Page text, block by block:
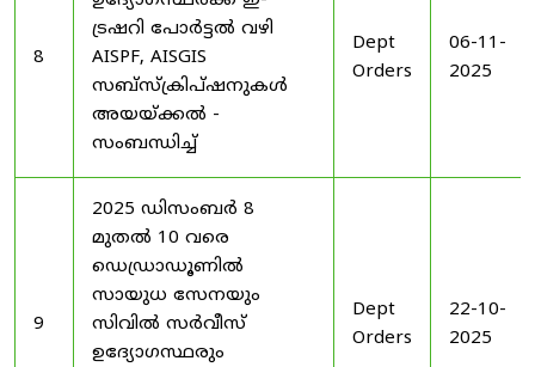
8
ട്രഷറി പോർട്ടൽ വഴി
AISPF, AISGIS
സബ്‌സ്‌ക്രിപ്‌ഷനുകൾ
അയയ്ക്കൽ -
സംബന്ധിച്ച്
Dept
Orders
06-11-
2025
9
2025 ഡിസംബർ 8
മുതൽ 10 വരെ
ഡെഡ്രാഡൂണിൽ
സായുധ സേനയും
സിവിൽ സർവീസ്
ഉദ്യോഗസ്ഥരും
Dept
Orders
22-10-
2025